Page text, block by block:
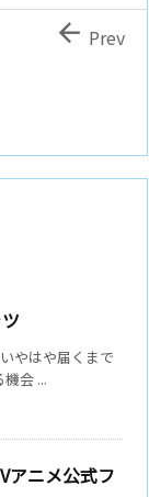
 Prev
やはや届くまで
会 ...
アニメ公式フ